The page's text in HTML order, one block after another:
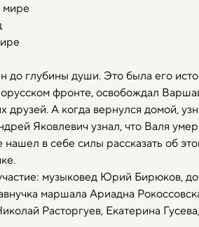
мире
до глубины души. Это была его
фронте, освобождал
друзей. А когда вернулся домой,
Яковлевич узнал, что Валя
в себе силы рассказать об
музыковед Юрий Бирюков,
маршала Ариадна
Расторгуев, Екатерина